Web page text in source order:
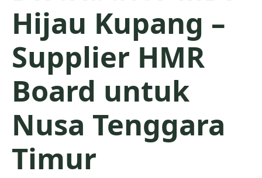
Hijau Kupang –
Supplier HMR
Board untuk
Nusa Tenggara
Timur